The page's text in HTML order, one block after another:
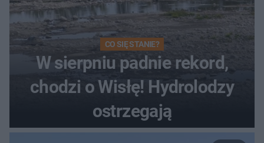
CO SIĘ STANIE?
W sierpniu padnie rekord,
chodzi o Wisłę! Hydrolodzy
ostrzegają